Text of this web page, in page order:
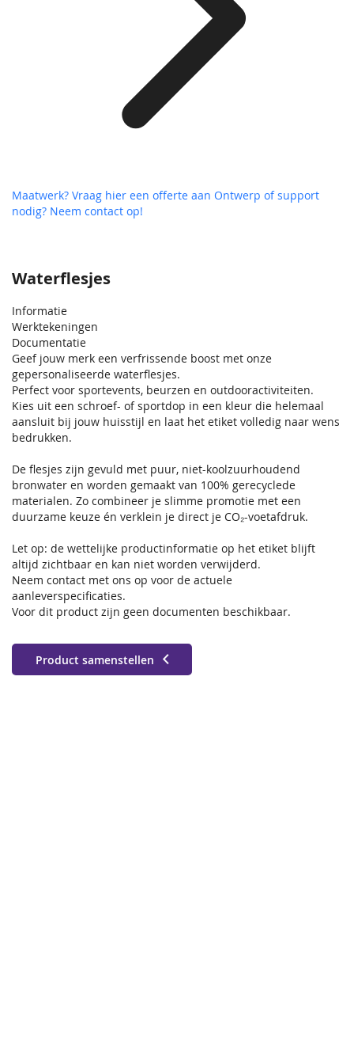
Waterflesjes
Informatie
Werktekeningen
Documentatie
Geef jouw merk een verfrissende boost met onze
gepersonaliseerde waterflesjes.
Perfect voor sportevents, beurzen en outdoor­activiteiten.
Kies uit een schroef- of sportdop in een kleur die helemaal
aansluit bij jouw huisstijl en laat het etiket volledig naar wens
bedrukken.
De flesjes zijn gevuld met puur, niet-koolzuurhoudend
bronwater en worden gemaakt van 100% gerecyclede
materialen. Zo combineer je slimme promotie met een
duurzame keuze én verklein je direct je CO₂-voetafdruk.
Let op: de wettelijke productinformatie op het etiket blijft
altijd zichtbaar en kan niet worden verwijderd.
Neem contact met ons op voor de actuele
aanleverspecificaties.
Voor dit product zijn geen documenten beschikbaar.
Product samenstellen
Maatwerk? Vraag hier een offerte aan Ontwerp of support
nodig? Neem contact op!